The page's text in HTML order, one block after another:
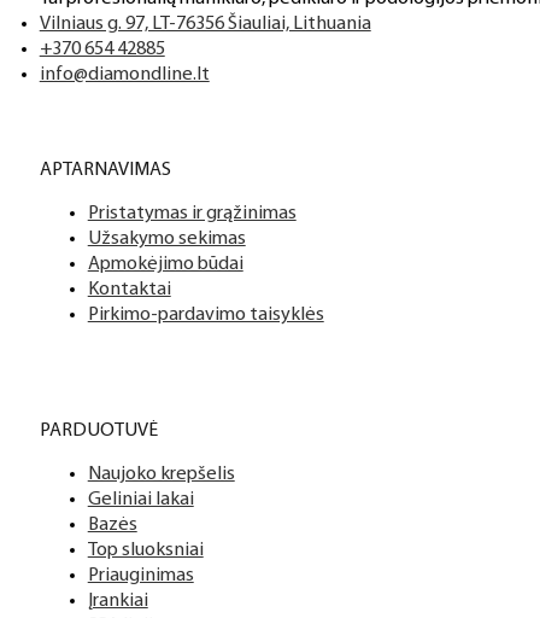
Vilniaus g. 97, LT-76356 Šiauliai, Lithuania
+370 654 42885
info@diamondline.lt
APTARNAVIMAS
Pristatymas ir grąžinimas
Užsakymo sekimas
Apmokėjimo būdai
Kontaktai
Pirkimo-pardavimo taisyklės
PARDUOTUVĖ
Naujoko krepšelis
Geliniai lakai
Bazės
Top sluoksniai
Priauginimas
Įrankiai